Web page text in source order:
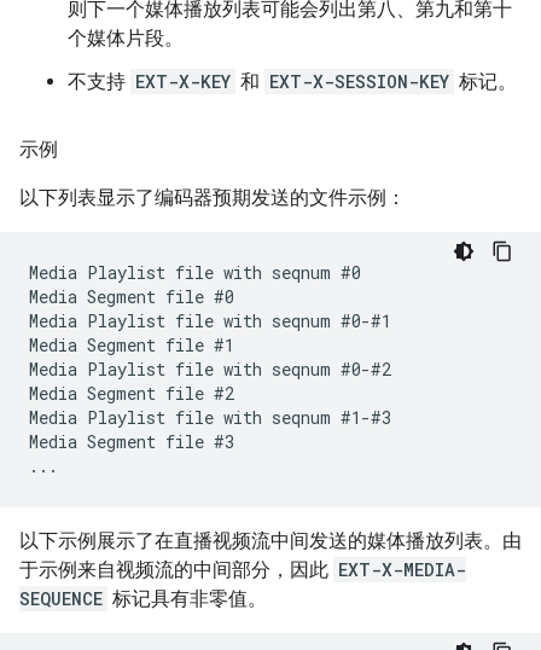
则下一个媒体播放列表可能会列出第八、第九和第十
个媒体片段。
不支持 EXT-X-KEY 和 EXT-X-SESSION-KEY 标记。
示例
以下列表显示了编码器预期发送的文件示例：
Media Playlist file with seqnum #0
Media Segment file #0
Media Playlist file with seqnum #0-#1
Media Segment file #1
Media Playlist file with seqnum #0-#2
Media Segment file #2
Media Playlist file with seqnum #1-#3
Media Segment file #3
以下示例展示了在直播视频流中间发送的媒体播放列表。由
于示例来自视频流的中间部分，因此 EXT-X-MEDIA-
SEQUENCE 标记具有非零值。